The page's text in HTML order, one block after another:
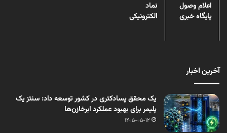
اعلام وصول
پایگاه خبری
نماد
الکترونیکی
آخرین اخبار
یک محقق پسادکتری در کشور توسعه داد: سنتز یک
پلیمر برای بهبود عملکرد ابرخازن‌ها
1405-05-12